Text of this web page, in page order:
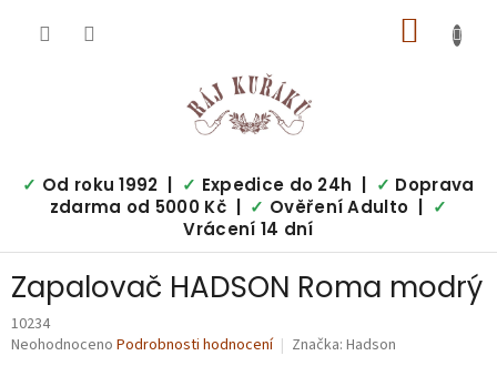
KOŠÍK
✓ Od roku 1992 | ✓ Expedice do 24h | ✓ Doprava
zdarma od 5000 Kč | ✓ Ověření Adulto |
✓
Vrácení 14 dní
Zapalovač HADSON Roma modrý
10234
Průměrné
Neohodnoceno Podrobnosti hodnocení Značka: Hadson